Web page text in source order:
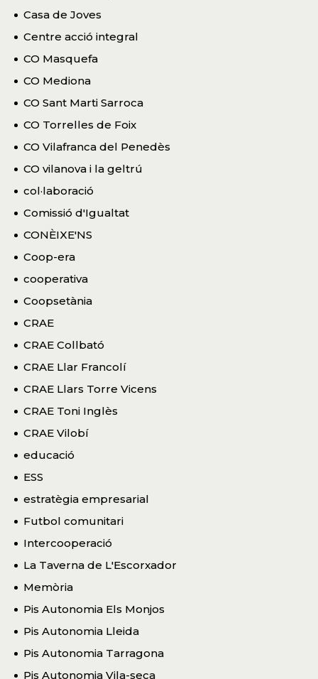
Casa de Joves
Centre acció integral
CO Masquefa
CO Mediona
CO Sant Marti Sarroca
CO Torrelles de Foix
CO Vilafranca del Penedès
CO vilanova i la geltrú
col·laboració
Comissió d'Igualtat
CONÈIXE'NS
Coop-era
cooperativa
Coopsetània
CRAE
CRAE Collbató
CRAE Llar Francolí
CRAE Llars Torre Vicens
CRAE Toni Inglès
CRAE Vilobí
educació
ESS
estratègia empresarial
Futbol comunitari
Intercooperació
La Taverna de L'Escorxador
Memòria
Pis Autonomia Els Monjos
Pis Autonomia Lleida
Pis Autonomia Tarragona
Pis Autonomia Vila-seca